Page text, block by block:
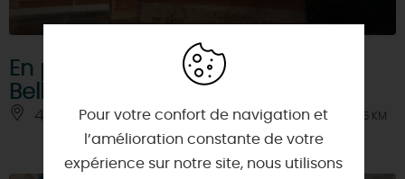
En parcourant les rues de
Bellegarde avec Rosa (livret jeux)
45270 - BELLEGARDE À 9.5 KM
Pour votre confort de navigation et
l’amélioration constante de votre
expérience sur notre site, nous utilisons